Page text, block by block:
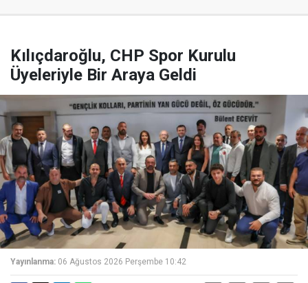
Kılıçdaroğlu, CHP Spor Kurulu
Üyeleriyle Bir Araya Geldi
Yayınlanma: 06 Ağustos 2026 Perşembe 10:42